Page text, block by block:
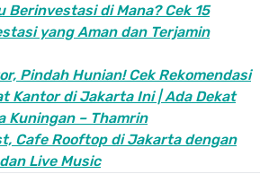
Berinvestasi di Mana? Cek 15
yang Aman dan Terjamin
Pindah Hunian! Cek Rekomendasi
Kantor di Jakarta Ini | Ada Dekat
Kuningan – Thamrin
Cafe Rooftop di Jakarta dengan
Live Music